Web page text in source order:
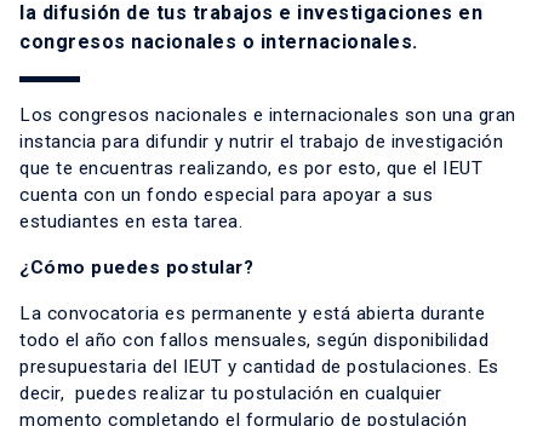
la difusión de tus trabajos e investigaciones en
congresos nacionales o internacionales.
Los congresos nacionales e internacionales son una gran
instancia para difundir y nutrir el trabajo de investigación
que te encuentras realizando, es por esto, que el IEUT
cuenta con un fondo especial para apoyar a sus
estudiantes en esta tarea.
¿Cómo puedes postular?
La convocatoria es permanente y está abierta durante
todo el año con fallos mensuales, según disponibilidad
presupuestaria del IEUT y cantidad de postulaciones. Es
decir, puedes realizar tu postulación en cualquier
momento completando el formulario de postulación